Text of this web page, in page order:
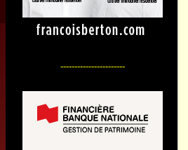
-----------------------